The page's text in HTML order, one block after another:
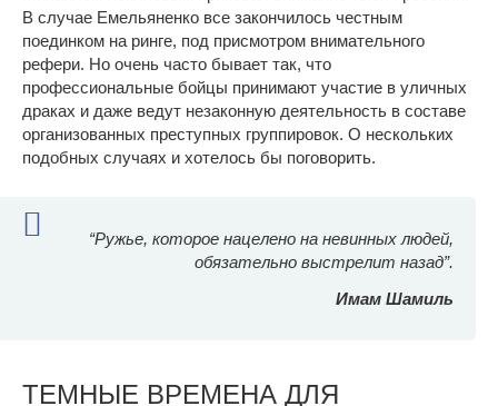
В случае Емельяненко все закончилось честным
поединком на ринге, под присмотром внимательного
рефери. Но очень часто бывает так, что
профессиональные бойцы принимают участие в уличных
драках и даже ведут незаконную деятельность в составе
организованных преступных группировок. О нескольких
подобных случаях и хотелось бы поговорить.
“Ружье, которое нацелено на невинных людей,
обязательно выстрелит назад”.
Имам Шамиль
ТЕМНЫЕ ВРЕМЕНА ДЛЯ